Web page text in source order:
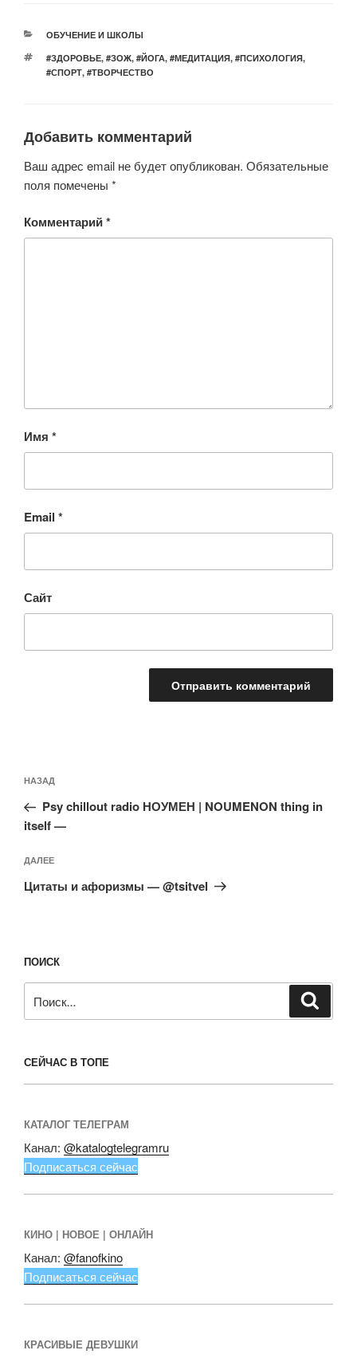
er e
b
o
k
s
A
p
kl
ni
ki
РУБРИКИ
ОБУЧЕНИЕ И ШКОЛЫ
МЕТКИ
#ЗДОРОВЬЕ, #ЗОЖ, #ЙОГА, #МЕДИТАЦИЯ, #ПСИХОЛОГИЯ,
#СПОРТ, #ТВОРЧЕСТВО
Добавить комментарий
Ваш адрес email не будет опубликован. Обязательные
поля помечены *
Комментарий*
Имя *
Email *
Сайт
по
записям
Предыдущая
запись:
НАЗАД
Psy chillout radio НОУМЕН | NOUMENON thing in
itself —
Следующая
запись
ДАЛЕЕ
Цитаты и афоризмы — @tsitvel
ПОИСК
СЕЙЧАС В ТОПЕ
КАТАЛОГ ТЕЛЕГРАМ
Канал: @katalogtelegramru
Подписаться сейчас
КИНО | НОВОЕ | ОНЛАЙН
Канал: @fanofkino
Подписаться сейчас
КРАСИВЫЕ ДЕВУШКИ